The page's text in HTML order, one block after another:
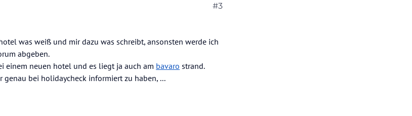
#3
was weiß und mir dazu was schreibt, ansonsten werde ich
abgeben.
einem neuen hotel und es liegt ja auch am bavaro strand.
bei holidaycheck informiert zu haben, ...